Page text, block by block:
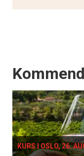
Events
KURS I OSLO, 26.